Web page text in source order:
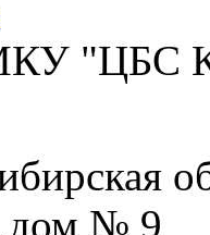
"ЦБС
дом № 9